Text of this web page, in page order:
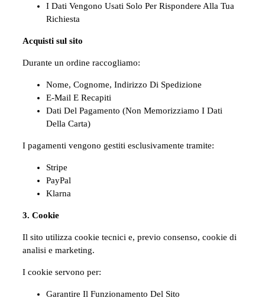
I Dati Vengono Usati Solo Per Rispondere Alla Tua
Richiesta
Acquisti sul sito
Durante un ordine raccogliamo:
Nome, Cognome, Indirizzo Di Spedizione
E-Mail E Recapiti
Dati Del Pagamento (non Memorizziamo I Dati
Della Carta)
I pagamenti vengono gestiti esclusivamente tramite:
Stripe
PayPal
Klarna
3. Cookie
Il sito utilizza cookie tecnici e, previo consenso, cookie di
analisi e marketing.
I cookie servono per:
Garantire Il Funzionamento Del Sito